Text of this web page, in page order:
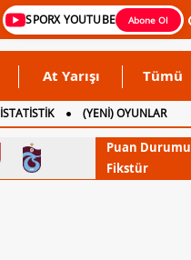
SPORX YOUTUBE Abone Ol
At Yarışı Tümü
İSTATİSTİK
(YENİ) OYUNLAR
Puan Durumu
Fikstür